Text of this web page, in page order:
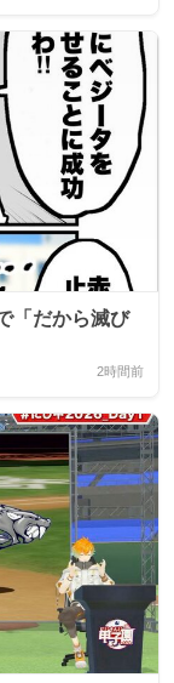
「だから滅び
2時間前